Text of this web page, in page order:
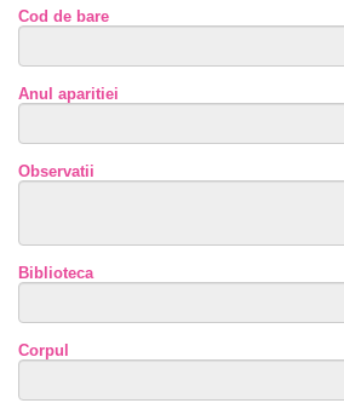
Cod de bare
Anul aparitiei
Observatii
Biblioteca
Corpul